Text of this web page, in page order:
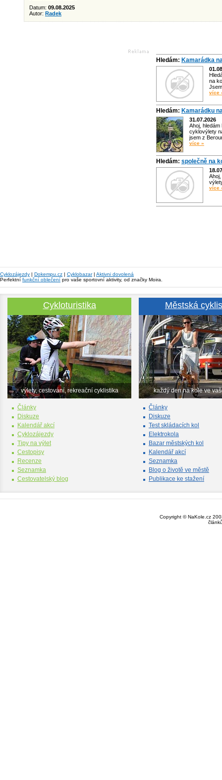
Datum: 09.08.2025
Autor: Radek
Hledám: Kamarádka
na
více
Hledám: Kamarádku
31.07.2026
Ahoj,
cyklovýlety
jsem z
více »
Hledám: společně na
více
Cyklozájezdy | Dokempu.cz | Cyklobazar| Aktivni dovolená
Perfektní funkční oblečení pro vaše sportovní aktivity, od značky Moira.
Cykloturistika
výlety, cestování, rekreační cyklistika
Články
Diskuze
Kalendář akcí
Cyklozájezdy
Tipy na výlet
Cestopisy
Recenze
Seznamka
Cestovatelský blog
Městská
každý den na kole ve
Články
Diskuze
Test skládacích kol
Elektrokola
Bazar městských kol
Kalendář akcí
Seznamka
Blog o životě ve městě
Publikace ke stažení
Copyright © NaKole.cz